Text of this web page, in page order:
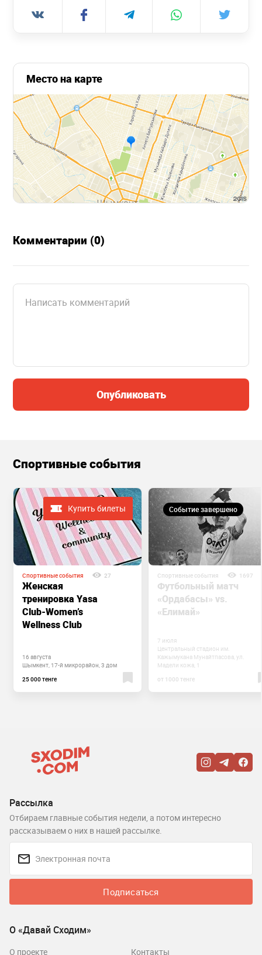
Место на карте
Комментарии (0)
Опубликовать
Спортивные события
Купить билеты
Спортивные события 27
Женская
тренировка Yasa
Club-Women’s
Wellness Club
16 августа
Шымкент, 17-й микрорайон, 3 дом
25 000 тенге
Событие завершено
Спортивные события 1697
Футбольный матч
«Ордабасы» vs.
«Елимай»
7 июля
Центральный стадион им.
Кажымукана Мунайтпасова, ул.
Мадели кожа, 1
от 1000 тенге
Рассылка
Отбираем главные события недели, а потом интересно
рассказываем о них в нашей рассылке.
Подписаться
О «Давай Сходим»
О проекте Контакты